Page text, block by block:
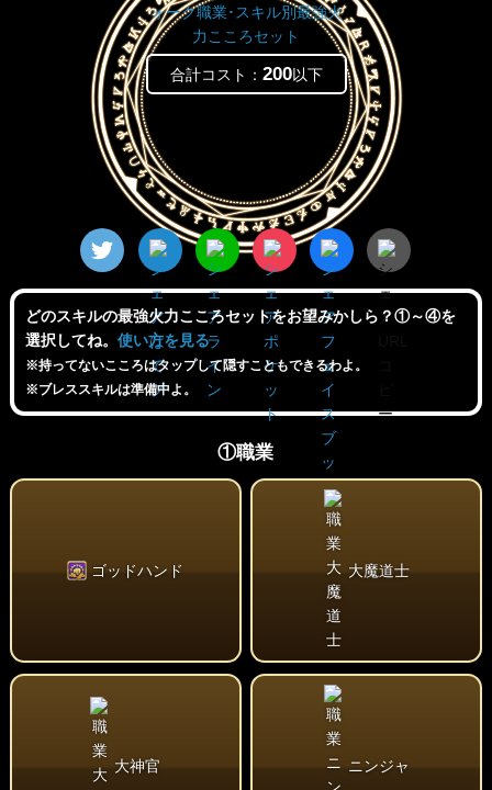
合計コスト： 200以下
どのスキルの最強火力こころセットをお望みかしら？①～④を
選択してね。 使い方を見る
※持ってないこころはタップして隠すこともできるわよ。
※ブレススキルは準備中よ。
①職業
ゴッドハンド 大魔道士
大神官 ニンジャ